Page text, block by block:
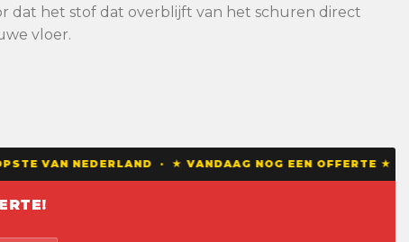
dat het stof dat overblijft van het schuren direct
vloer.
NEDERLAND · ★ VANDAAG NOG EEN OFFERTE